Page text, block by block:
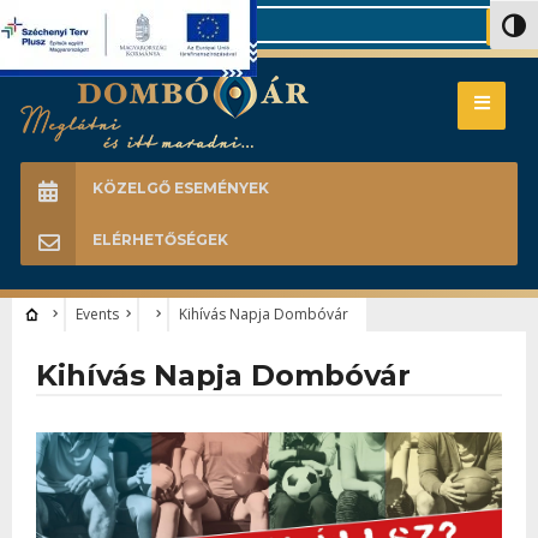
Search
KÖZELGŐ ESEMÉNYEK
ELÉRHETŐSÉGEK
Events Kihívás Napja Dombóvár
Kihívás Napja Dombóvár